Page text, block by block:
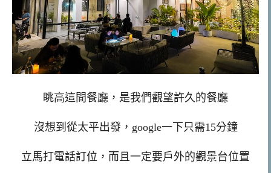
眺高這間餐廳，是我們觀望許久的餐廳
沒想到從太平出發，google一下只需15分鐘
立馬打電話訂位，而且一定要戶外的觀景台位置